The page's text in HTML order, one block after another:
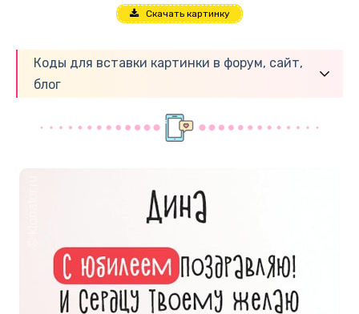
Скачать картинку
Коды для вставки картинки в форум, сайт,
блог